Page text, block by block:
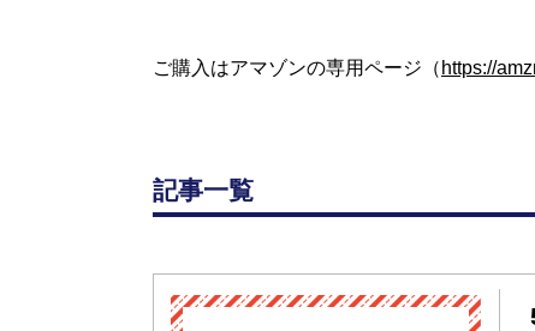
ご購入はアマゾンの専用ページ（ https://
記事一覧